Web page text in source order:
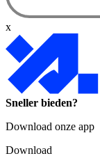
x
Sneller bieden?
Download onze app
Download